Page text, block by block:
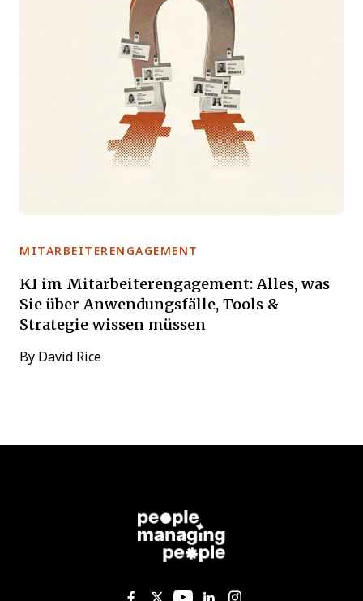
MITARBEITERENGAGEMENT
KI im Mitarbeiterengagement: Alles, was
Sie über Anwendungsfälle, Tools &
Strategie wissen müssen
By David Rice